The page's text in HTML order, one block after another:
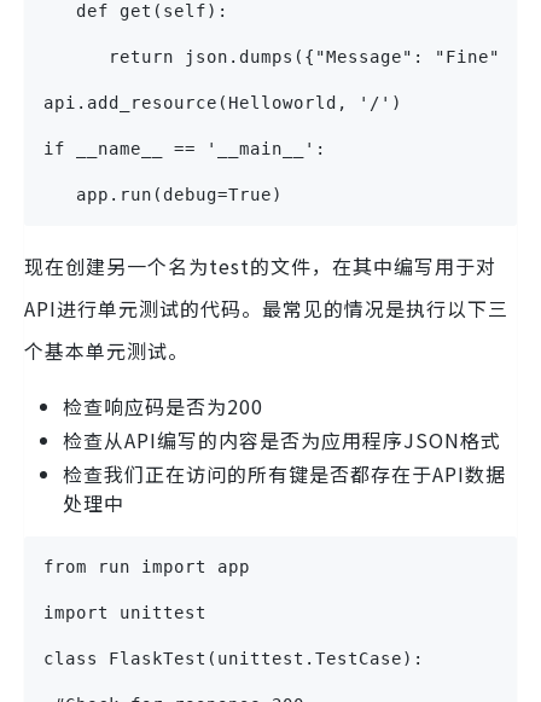
   def get(self):
      return json.dumps({"Message": "Fine"})
api.add_resource(Helloworld, '/')
if __name__ == '__main__':
   app.run(debug=True)
现在创建另一个名为test的文件，在其中编写用于对
API进行单元测试的代码。最常见的情况是执行以下三
个基本单元测试。
检查响应码是否为200
检查从API编写的内容是否为应用程序JSON格式
检查我们正在访问的所有键是否都存在于API数据
处理中
from run import app
import unittest
class FlaskTest(unittest.TestCase):